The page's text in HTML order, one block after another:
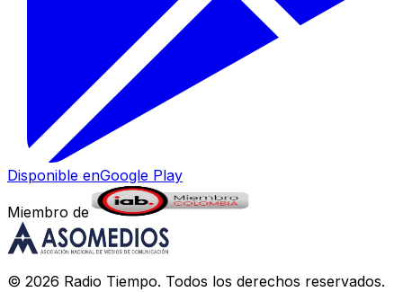
Disponible enGoogle Play
Miembro de
© 2026 Radio Tiempo. Todos los derechos reservados.